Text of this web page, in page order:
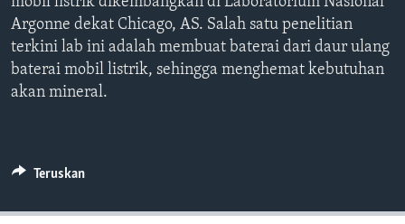
Argonne dekat Chicago, AS. Salah satu penelitian
terkini lab ini adalah membuat baterai dari daur ulang
baterai mobil listrik, sehingga menghemat kebutuhan
akan mineral.
Teruskan